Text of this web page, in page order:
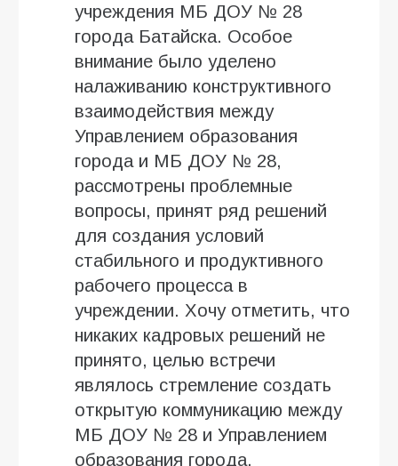
учреждения МБ ДОУ № 28
города Батайска. Особое
внимание было уделено
налаживанию конструктивного
взаимодействия между
Управлением образования
города и МБ ДОУ № 28,
рассмотрены проблемные
вопросы, принят ряд решений
для создания условий
стабильного и продуктивного
рабочего процесса в
учреждении. Хочу отметить, что
никаких кадровых решений не
принято, целью встречи
являлось стремление создать
открытую коммуникацию между
МБ ДОУ № 28 и Управлением
образования города.